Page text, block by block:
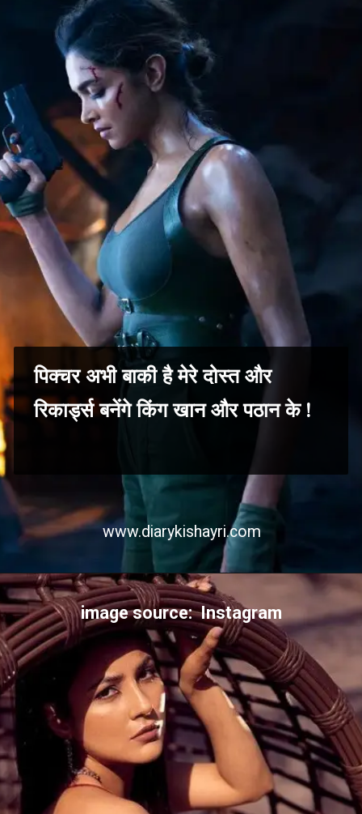
पिक्चर अभी बाकी है मेरे दोस्त और
रिकार्ड्स बनेंगे किंग खान और पठान के !
www.diarykishayri.com
image source: Instagram